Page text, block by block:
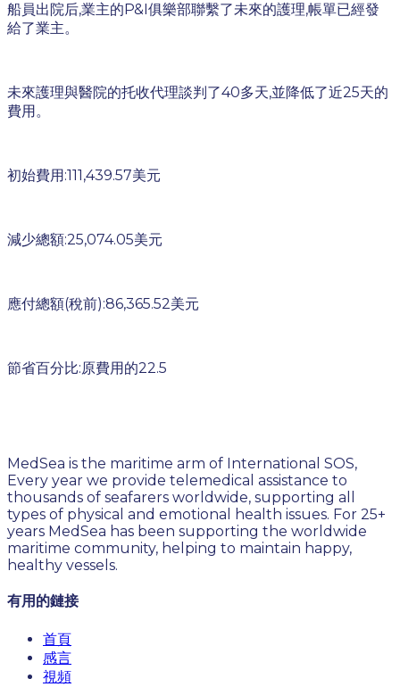
船員出院后,業主的P&I俱樂部聯繫了未來的護理,帳單已經發
給了業主。
未來護理與醫院的托收代理談判了40多天,並降低了近25天的
費用。
初始費用:111,439.57美元
減少總額:25,074.05美元
應付總額(稅前):86,365.52美元
節省百分比:原費用的22.5
MedSea is the maritime arm of International SOS,
Every year we provide telemedical assistance to
thousands of seafarers worldwide, supporting all
types of physical and emotional health issues. For 25+
years MedSea has been supporting the worldwide
maritime community, helping to maintain happy,
healthy vessels.
有用的鏈接
首頁
感言
視頻